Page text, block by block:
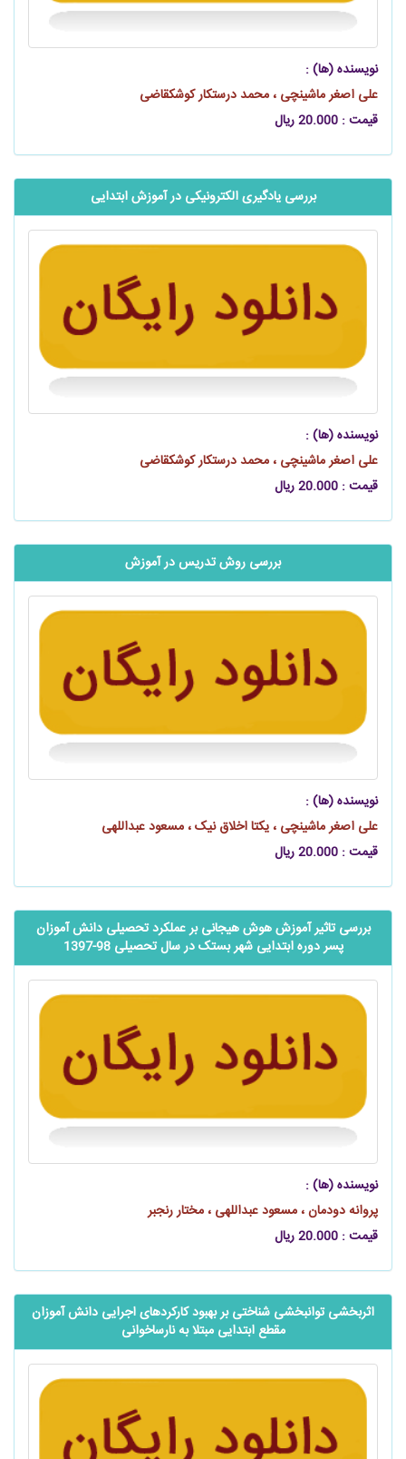
نویسنده (ها) :
علی اصغر ماشینچی ، محمد درستکار کوشکقاضی
قیمت : 20.000 ریال
بررسی یادگیری الکترونیکی در آموزش ابتدایی
نویسنده (ها) :
علی اصغر ماشینچی ، محمد درستکار کوشکقاضی
قیمت : 20.000 ریال
بررسی روش تدریس در آموزش
نویسنده (ها) :
علی اصغر ماشینچی ، یکتا اخلاق نیک ، مسعود عبداللهی
قیمت : 20.000 ریال
بررسی تاثیر آموزش هوش هیجانی بر عملکرد تحصیلی دانش آموزان
پسر دوره ابتدایی شهر بستک در سال تحصیلی 98-1397
نویسنده (ها) :
پروانه دودمان ، مسعود عبداللهی ، مختار رنجبر
قیمت : 20.000 ریال
اثربخشی توانبخشی شناختی بر بهبود کارکردهای اجرایی دانش آموزان
مقطع ابتدایی مبتلا به نارساخوانی